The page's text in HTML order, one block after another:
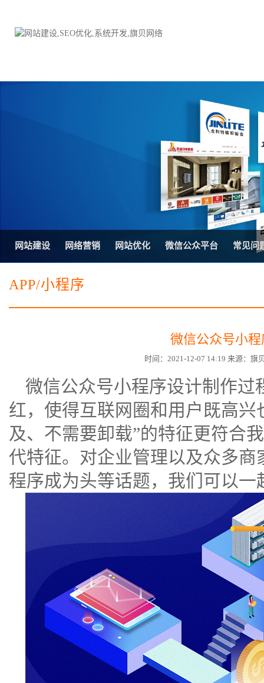
网站SEO优化
微信平台建设
电子商务商城建设
SSL证书
H5响应式网站建设方案
防伪防窜货系统
外贸多语言网站建设方
三级分销系统
网站推广优化方案
在线进销存管理
品牌加盟营销管理系统
营销型网站建设方案
网站建设 网络营销 网站优化 微信公众平台 常见问
APP/小程序
微信公众号小
时间：2021-12-07 14:19 来源：旗
微信公众号小程序设计制作过
红，使得互联网圈和用户既高
及、不需要卸载”的特征更符合
代特征。对企业管理以及众多
程序成为头等话题，我们可以